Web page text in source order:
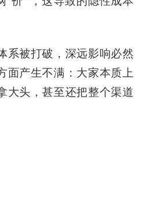
系被打破，深远影响必然
面产生不满： 大家本质上
大头，甚至还把整个渠道